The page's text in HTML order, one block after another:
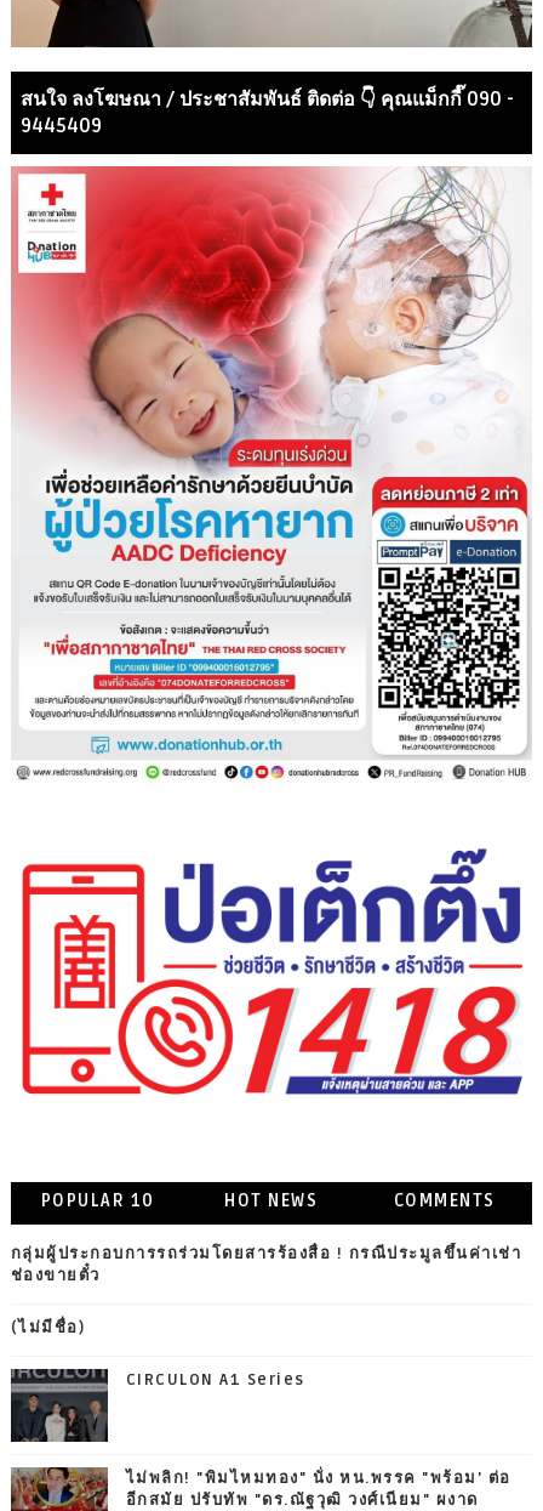
สนใจ ลงโฆษณา / ประชาสัมพันธ์ ติดต่อ 👇 คุณแม็กกี๊ 090 -
9445409
POPULAR 10 HOT NEWS COMMENTS
กลุ่มผู้ประกอบการรถร่วมโดยสารร้องสื่อ ! กรณีประมูลขึ้นค่าเช่า
ช่องขายตั๋ว
(ไม่มีชื่อ)
CIRCULON A1 Series
ไม่พลิก! "พิมไหมทอง" นั่ง หน.พรรค "พร้อม' ต่อ
อีกสมัย ปรับทัพ "ดร.ณัฐวุฒิ วงศ์เนียม" ผงาด